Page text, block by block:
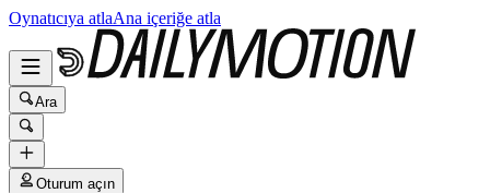
Oynatıcıya atlaAna içeriğe atla
Ara
Oturum açın